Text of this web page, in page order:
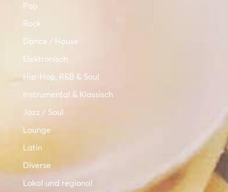
Pop
Rock
Dance / House
Elektronisch
Hip-Hop, R&B & Soul
Instrumental & Klassisch
Jazz / Soul
Lounge
Latin
Diverse
Lokal und regional